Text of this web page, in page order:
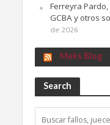
Ferreyra
GCBA y otros
de 2026
Meks Blog
Search